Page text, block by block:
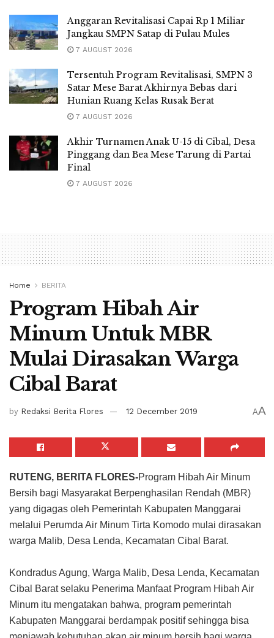
Anggaran Revitalisasi Capai Rp 1 Miliar
Jangkau SMPN Satap di Pulau Mules
7 AUGUST 2026
Tersentuh Program Revitalisasi, SMPN 3
Satar Mese Barat Akhirnya Bebas dari
Hunian Ruang Kelas Rusak Berat
7 AUGUST 2026
Akhir Turnamen Anak U-15 di Cibal, Desa
Pinggang dan Bea Mese Tarung di Partai
Final
7 AUGUST 2026
Home BERITA
Program Hibah Air
Minum Untuk MBR
Mulai Dirasakan Warga
Cibal Barat
by Redaksi Berita Flores 12 December 2019 AA
RUTENG, BERITA FLORES-Program Hibah Air Minum
Bersih bagi Masyarakat Berpenghasilan Rendah (MBR)
yang digagas oleh Pemerintah Kabupaten Manggarai
melalui Perumda Air Minum Tirta Komodo mulai dirasakan
warga Malib, Desa Lenda, Kecamatan Cibal Barat.
Kondradus Agung, Warga Malib, Desa Lenda, Kecamatan
Cibal Barat selaku Penerima Manfaat Program Hibah Air
Minum itu mengatakan bahwa, program pemerintah
Kabupaten Manggarai berdampak positif sehingga bisa